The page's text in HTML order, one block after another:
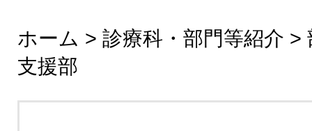
ホーム > 診療科・部門等紹介 >
支援部